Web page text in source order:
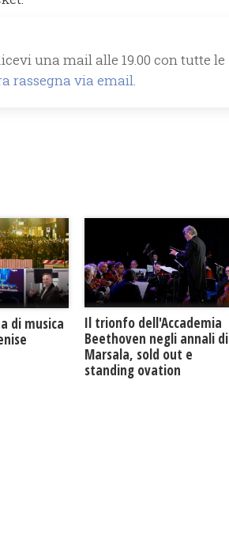
una mail alle 19.00 con tutte le
rassegna via email.
di musica
Il trionfo dell'Accademia
Beethoven negli annali di
Marsala, sold out e
standing ovation